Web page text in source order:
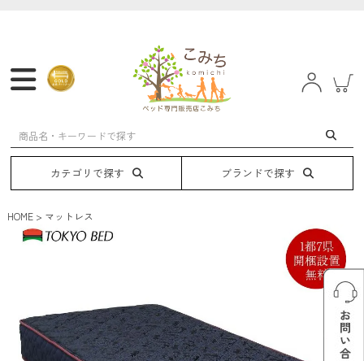
マットレス フレーム ベッド 電動ベッド
カテゴリで探す ブランドで探す
HOME マットレス